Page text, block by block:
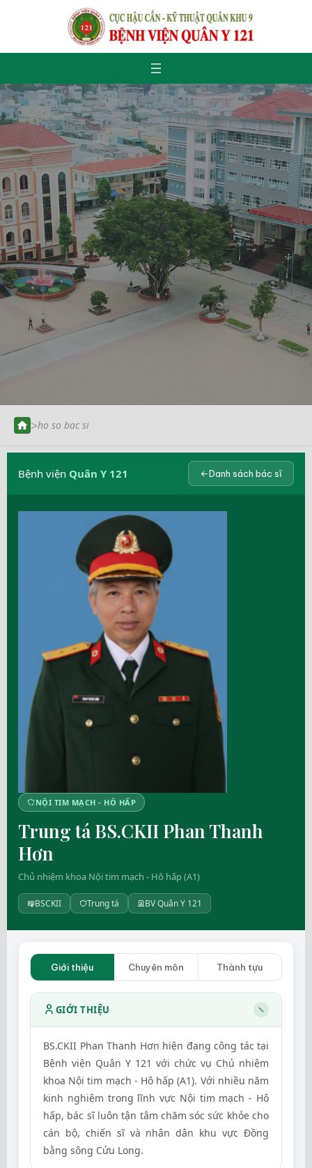
>ho so bac si
Bệnh viện Quân Y 121 Danh sách bác sĩ
NỘI TIM MẠCH - HÔ HẤP
Trung tá BS.CKII Phan Thanh
Hơn
Chủ nhiệm khoa Nội tim mạch - Hô hấp (A1)
BSCKII Trung tá BV Quân Y 121
Giới thiệu Chuyên môn Thành tựu
GIỚI THIỆU
BS.CKII Phan Thanh Hơn hiện đang công tác tại
Bệnh viện Quân Y 121 với chức vụ Chủ nhiệm
khoa Nội tim mạch - Hô hấp (A1). Với nhiều năm
kinh nghiệm trong lĩnh vực Nội tim mạch - Hô
hấp, bác sĩ luôn tận tâm chăm sóc sức khỏe cho
cán bộ, chiến sĩ và nhân dân khu vực Đồng
bằng sông Cửu Long.